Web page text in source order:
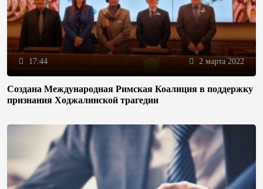
17:44 2 марта 2022
Создана Международная Римская Коалиция в поддержку
признания Ходжалинской трагедии